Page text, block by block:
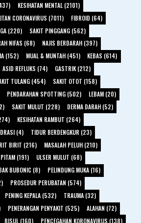
KESIHATAN MENTAL (2101)
CORONAVIRUS (7011)
FIBROID (64)
(220)
SAKIT PINGGANG (562)
NIFAS (68)
NAJIS BERDARAH (397)
(152) MUAL & MUNTAH (451)
KEBAS (614)
ASID REFLUKS (74)
GASTRIK (212)
TULANG (454)
SAKIT OTOT (158)
PENDARAHAN SPOTTING (502)
LEBAM (20)
SAKIT MULUT (228)
DERMA DARAH (52)
KESIHATAN RAMBUT (264)
(4)
TIDUR BERDENGKUR (23)
BIRIT (216)
MASALAH PELUH (210)
PITAM (191)
ULSER MULUT (68)
BUBONIC (8)
PELINDUNG MUKA (16)
PROSEDUR PERUBATAN (574)
PENING KEPALA (532)
TRAUMA (32)
PENERANGAN PENYAKIT (525)
ALAHAN (72)
BISUL (160)
PENCEGAHAN KORONAVIRUS (138)